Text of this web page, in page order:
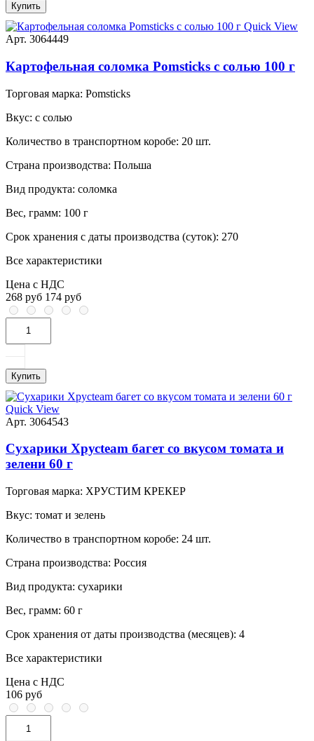
Купить
Quick View
Арт. 3064449
Картофельная соломка Pomsticks с солью 100 г
Торговая марка: Pomsticks
Вкус: с солью
Количество в транспортном коробе: 20 шт.
Страна производства: Польша
Вид продукта: соломка
Вес, грамм: 100 г
Срок хранения с даты производства (суток): 270
Все характеристики
Цена с НДС
268 руб 174 руб
Купить
Quick View
Арт. 3064543
Сухарики Хрусteam багет со вкусом томата и
зелени 60 г
Торговая марка: ХРУСТИМ КРЕКЕР
Вкус: томат и зелень
Количество в транспортном коробе: 24 шт.
Страна производства: Россия
Вид продукта: сухарики
Вес, грамм: 60 г
Срок хранения от даты производства (месяцев): 4
Все характеристики
Цена с НДС
106 руб